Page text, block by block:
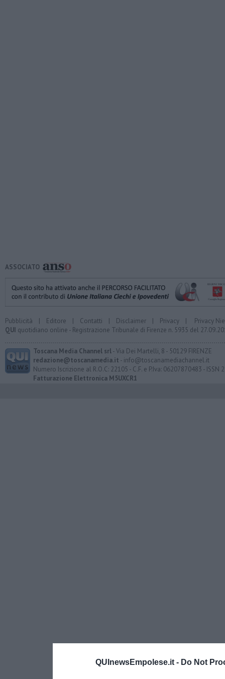
QUInewsEmpolese.it - Do Not
ASSOCIATO
Pubblicità | Editore | Contatti | Disclaimer | Privacy | Privacy
QUI quotidiano online - Registrazione Tribunale di Firenze n. 5935 del
Toscana Media Channel srl- Via Dei Martelli, 8 - 50129 FIRENZE
redazione@toscanamedia.it - info@toscanamediachannel.it
Numero Iscrizione al R.O.C: 22105 - C.F. e P.Iva: 06207870483 - ISSN
Fatturazione Elettronica M5UXCR1